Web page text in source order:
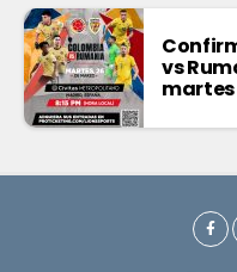
vs
martes